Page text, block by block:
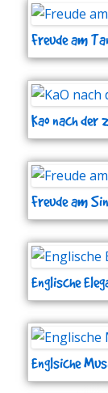
Freude am
Kao nach der
Freude am
Englische
Englsiche